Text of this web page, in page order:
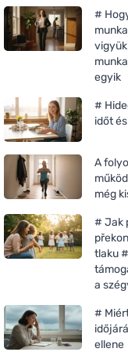
#
egyik
#
időt
A
még
# Jak
tlaku
a
#
ellene